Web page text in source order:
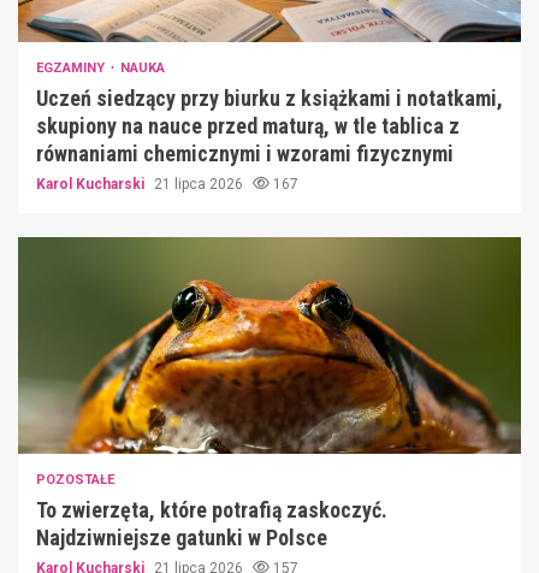
EGZAMINY NAUKA
Uczeń siedzący przy biurku z książkami i notatkami,
skupiony na nauce przed maturą, w tle tablica z
równaniami chemicznymi i wzorami fizycznymi
Karol Kucharski 21 lipca 2026 167
POZOSTAŁE
To zwierzęta, które potrafią zaskoczyć.
Najdziwniejsze gatunki w Polsce
Karol Kucharski 21 lipca 2026 157